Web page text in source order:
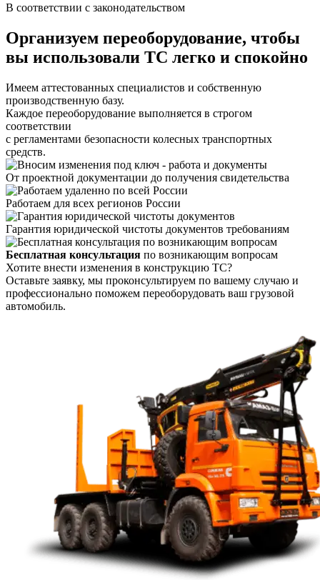
В соответствии с законодательством
Организуем переоборудование, чтобы
вы использовали ТС легко и спокойно
Имеем аттестованных специалистов и собственную
производственную базу.
Каждое переоборудование выполняется в строгом
соответствии
с регламентами безопасности колесных транспортных
средств.
От проектной документации до получения свидетельства
Работаем для всех регионов России
Гарантия юридической чистоты документов требованиям
Бесплатная консультация по возникающим вопросам
Хотите внести изменения в конструкцию ТС?
Оставьте заявку, мы проконсультируем по вашему случаю и
профессионально поможем переоборудовать ваш грузовой
автомобиль.